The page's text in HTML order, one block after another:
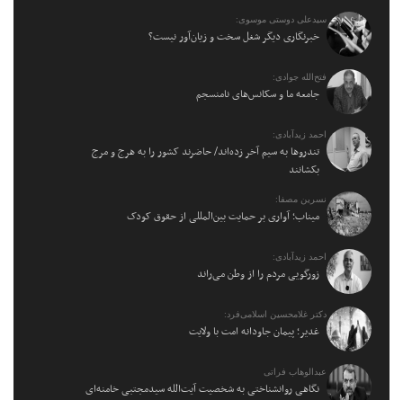
سیدعلی دوستی موسوی:
خبرنگاری دیگر شغل سخت و زیان‌آور نیست؟
فتح‌الله جوادی:
جامعه ما و سکانس‌های نامنسجم
احمد زیدآبادی:
تندروها به سیم آخر زده‌اند/ حاضرند کشور را به هرج و مرج
بکشانند
نسرین مصفا:
میناب؛ آواری بر حمایت بین‌المللی از حقوق کودک
احمد زیدآبادی:
زورگویی مردم را از وطن می‌راند
دکتر غلامحسین اسلامی‌فرد:
غدیر؛ پیمان جاودانه امت با ولایت
عبدالوهاب فراتی
نگاهی روانشناختی به شخصیت آیت‌الله سیدمجتبی خامنه‌ای